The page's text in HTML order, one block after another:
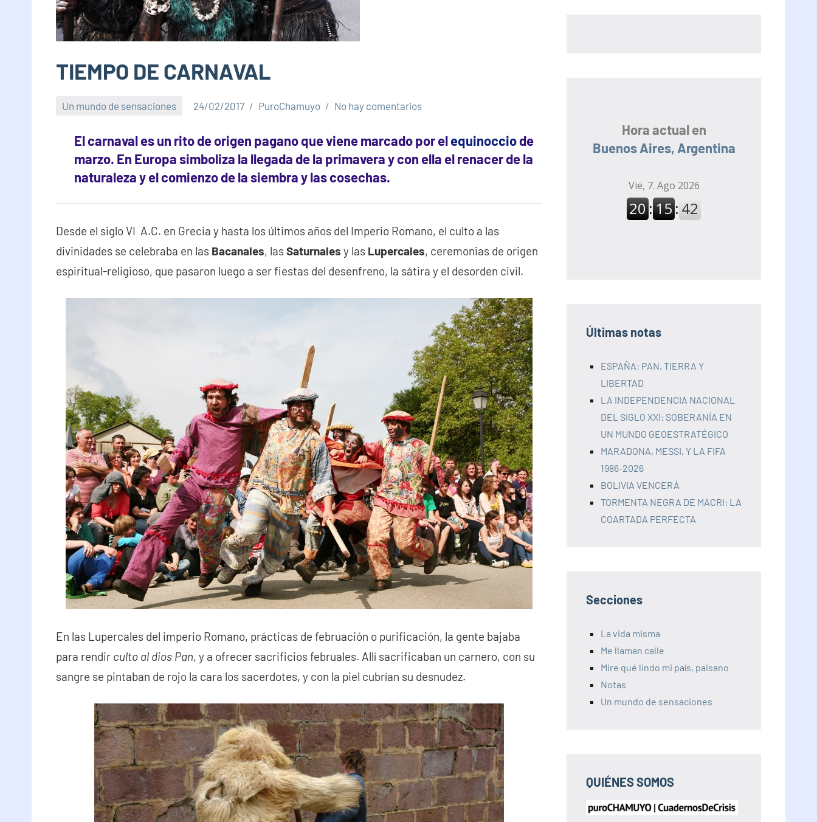
TIEMPO DE CARNAVAL
Un mundo de sensaciones 24/02/2017 PuroChamuyo No hay comentarios
Elcarnavales un rito de origen pagano que viene marcado por elequinocciode
marzo. En Europa simboliza la llegada de la primavera y con ella el renacer de la
naturaleza y el comienzo de la siembra y las cosechas.
Desde el siglo VI A.C. en Grecia y hasta los últimos años del Imperio Romano, el culto a las
divinidades se celebraba en las Bacanales, lasSaturnales y las Lupercales, ceremonias de origen
espiritual-religioso, que pasaron luego a ser fiestas del desenfreno, la sátira y el desorden civil.
En las Lupercales del imperio Romano, prácticas de februación o purificación, la gente bajaba
para rendir culto al dios Pan, y a ofrecer sacrificios februales. Allí sacrificaban un carnero, con su
sangre se pintaban de rojo la cara los sacerdotes, y con la piel cubrían su desnudez.
Hora actual en
Buenos Aires, Argentina
Últimas notas
ESPAÑA: PAN, TIERRA Y
LIBERTAD
LA INDEPENDENCIA NACIONAL
DEL SIGLO XXI: SOBERANÍA EN
UN MUNDO GEOESTRATÉGICO
MARADONA, MESSI, Y LA FIFA
1986-2026
BOLIVIA VENCERÁ
TORMENTA NEGRA DE MACRI: LA
COARTADA PERFECTA
Secciones
La vida misma
Me llaman calle
Mire qué lindo mi país, paisano
Notas
Un mundo de sensaciones
QUIÉNES SOMOS